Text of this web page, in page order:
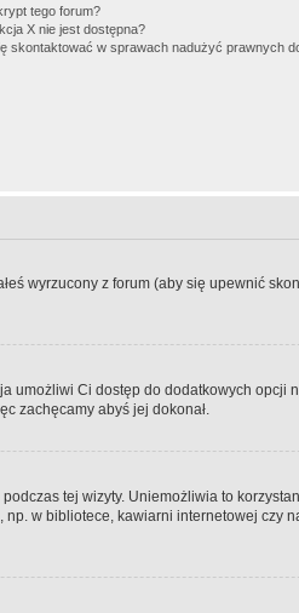
tego forum?
X nie jest dostępna?
skontaktować w sprawach nadużyć prawnych
wyrzucony z forum (aby się upewnić
umożliwi Ci dostęp do dodatkowych
zachęcamy abyś jej dokonał.
tej wizyty. Uniemożliwia to
w bibliotece, kawiarni internetowej czy